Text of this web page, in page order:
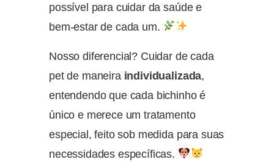
possível para cuidar da saúde e
bem-estar de cada um.
Nosso diferencial? Cuidar de cada
pet de maneira individualizada,
entendendo que cada bichinho é
único e merece um tratamento
especial, feito sob medida para suas
necessidades específicas.